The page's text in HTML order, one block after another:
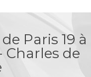
Paris 19 à
Charles de